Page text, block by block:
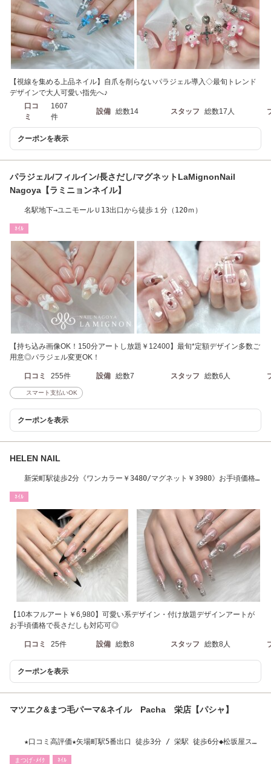
【視線を集める上品ネイル】自爪を削らないパラジェル導入◇最旬トレンド
デザインで大人可愛い指先へ♪
口コ
ミ
1607
件
設備 総数14 スタッフ 総数17人
クーポンを表示
パラジェル/フィルイン/長さだし/マグネットLaMignonNail
Nagoya【ラミニョンネイル】
名駅地下→ユニモールＵ13出口から徒歩１分（120ｍ）
ﾈｲﾙ
【持ち込み画像OK！150分アートし放題￥12400】最旬*定額デザイン多数ご
用意◎パラジェル変更OK！
口コミ 255件 設備 総数7 スタッフ 総数6人
スマート支払いOK
クーポンを表示
HELEN NAIL
新栄町駅徒歩2分《ワンカラー￥3480/マグネット￥3980》お手頃価格
ﾈｲﾙ
【10本フルアート￥6,980】可愛い系デザイン・付け放題デザインアートが
お手頃価格で長さだしも対応可◎
口コミ 25件 設備 総数8 スタッフ 総数8人
クーポンを表示
マツエク&まつ毛パーマ&ネイル Pacha 栄店【パシャ】
★口コミ高評価★矢場町駅5番出口 徒歩3分 / 栄駅 徒歩6分◆松坂屋スグ
まつげ･ﾒｲｸ ﾈｲﾙ